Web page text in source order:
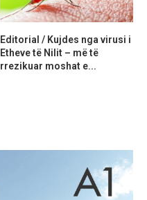
Editorial / Kujdes nga virusi i
Etheve të Nilit – më të
rrezikuar moshat e...